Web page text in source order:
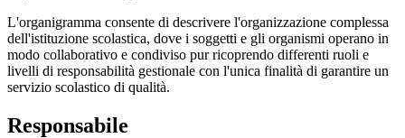
L'organigramma consente di descrivere l'organizzazione complessa
dell'istituzione scolastica, dove i soggetti e gli organismi operano in
modo collaborativo e condiviso pur ricoprendo differenti ruoli e
livelli di responsabilità gestionale con l'unica finalità di garantire un
servizio scolastico di qualità.
Responsabile